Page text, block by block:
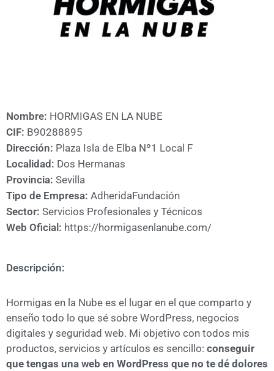
Nombre: HORMIGAS EN LA NUBE
CIF: B90288895
Dirección: Plaza Isla de Elba Nº1 Local F
Localidad: Dos Hermanas
Provincia: Sevilla
Tipo de Empresa: AdheridaFundación
Sector: Servicios Profesionales y Técnicos
Web Oficial: https://hormigasenlanube.com/
Descripción:
Hormigas en la Nube es el lugar en el que comparto y
enseño todo lo que sé sobre WordPress, negocios
digitales y seguridad web. Mi objetivo con todos mis
productos, servicios y artículos es sencillo: conseguir
que tengas una web en WordPress que no te dé dolores